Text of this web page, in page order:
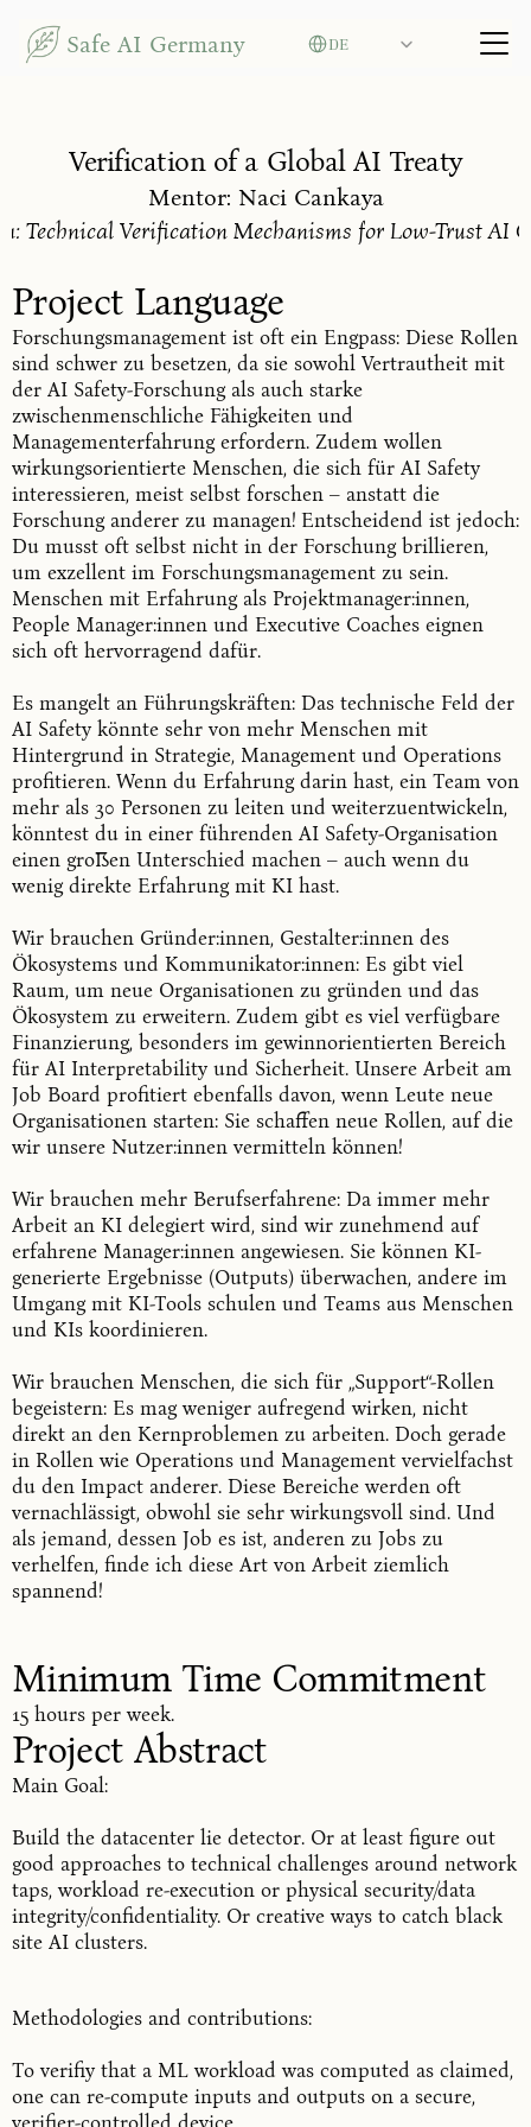
Safe AI Germany DE
Verification of a Global AI Treaty
Mentor: Naci Cankaya
Technical Verification Mechanisms for Low-Trust AI
Project Language
Forschungsmanagement ist oft ein Engpass: Diese Rollen
sind schwer zu besetzen, da sie sowohl Vertrautheit mit
der AI Safety-Forschung als auch starke
zwischenmenschliche Fähigkeiten und
Managementerfahrung erfordern. Zudem wollen
wirkungsorientierte Menschen, die sich für AI Safety
interessieren, meist selbst forschen – anstatt die
Forschung anderer zu managen! Entscheidend ist jedoch:
Du musst oft selbst nicht in der Forschung brillieren,
um exzellent im Forschungsmanagement zu sein.
Menschen mit Erfahrung als Projektmanager:innen,
People Manager:innen und Executive Coaches eignen
sich oft hervorragend dafür.
Es mangelt an Führungskräften: Das technische Feld der
AI Safety könnte sehr von mehr Menschen mit
Hintergrund in Strategie, Management und Operations
profitieren. Wenn du Erfahrung darin hast, ein Team von
mehr als 30 Personen zu leiten und weiterzuentwickeln,
könntest du in einer führenden AI Safety-Organisation
einen großen Unterschied machen – auch wenn du
wenig direkte Erfahrung mit KI hast.
Wir brauchen Gründer:innen, Gestalter:innen des
Ökosystems und Kommunikator:innen: Es gibt viel
Raum, um neue Organisationen zu gründen und das
Ökosystem zu erweitern. Zudem gibt es viel verfügbare
Finanzierung, besonders im gewinnorientierten Bereich
für AI Interpretability und Sicherheit. Unsere Arbeit am
Job Board profitiert ebenfalls davon, wenn Leute neue
Organisationen starten: Sie schaffen neue Rollen, auf die
wir unsere Nutzer:innen vermitteln können!
Wir brauchen mehr Berufserfahrene: Da immer mehr
Arbeit an KI delegiert wird, sind wir zunehmend auf
erfahrene Manager:innen angewiesen. Sie können KI-
generierte Ergebnisse (Outputs) überwachen, andere im
Umgang mit KI-Tools schulen und Teams aus Menschen
und KIs koordinieren.
Wir brauchen Menschen, die sich für „Support“-Rollen
begeistern: Es mag weniger aufregend wirken, nicht
direkt an den Kernproblemen zu arbeiten. Doch gerade
in Rollen wie Operations und Management vervielfachst
du den Impact anderer. Diese Bereiche werden oft
vernachlässigt, obwohl sie sehr wirkungsvoll sind. Und
als jemand, dessen Job es ist, anderen zu Jobs zu
verhelfen, finde ich diese Art von Arbeit ziemlich
spannend!
Minimum Time Commitment
15 hours per week.
Project Abstract
Main Goal:
Build the datacenter lie detector. Or at least figure out
good approaches to technical challenges around network
taps, workload re-execution or physical security/data
integrity/confidentiality. Or creative ways to catch black
site AI clusters.
Methodologies and contributions:
To verifiy that a ML workload was computed as claimed,
one can re-compute inputs and outputs on a secure,